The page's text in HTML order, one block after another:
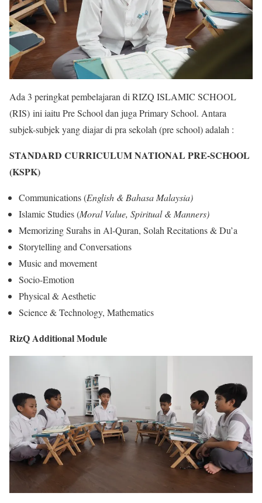
Ada 3 peringkat pembelajaran di RIZQ ISLAMIC SCHOOL
(RIS) ini iaitu Pre School dan juga Primary School. Antara
subjek-subjek yang diajar di pra sekolah (pre school) adalah :
STANDARD CURRICULUM NATIONAL PRE-SCHOOL
(KSPK)
Communications (English & Bahasa Malaysia)
Islamic Studies (Moral Value, Spiritual & Manners)
Memorizing Surahs in Al-Quran, Solah Recitations & Du’a
Storytelling and Conversations
Music and movement
Socio-Emotion
Physical & Aesthetic
Science & Technology, Mathematics
RizQ Additional Module